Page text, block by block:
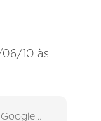
10 às